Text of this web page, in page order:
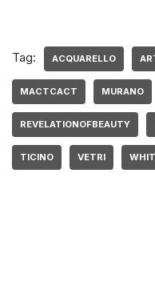
Tag: ACQUARELLO
MACTCACT MURANO
REVELATIONOFBEAUTY
TICINO VETRI